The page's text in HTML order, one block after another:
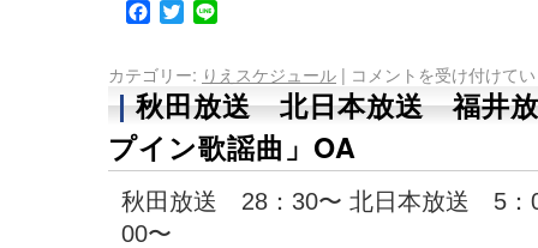
Facebook
Twitter
カテゴリー: りえスケジュール | コメントを受け付けて
秋田放送 北日本放送 福井放
プイン歌謡曲」OA
秋田放送 28：30〜 北日本放送 5
00〜